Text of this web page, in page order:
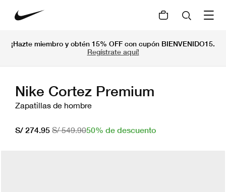
¡Hazte miembro y obtén 15% OFF con cupón BIENVENIDO15.
Regístrate aquí!
Nike Cortez Premium
Zapatillas de hombre
S/ 274.95 S/ 549.9050% de descuento